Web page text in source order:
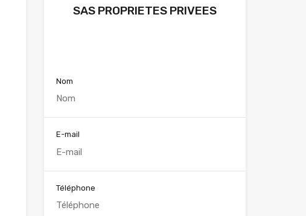
SAS PROPRIETES PRIVEES
Nom
E-mail
Téléphone